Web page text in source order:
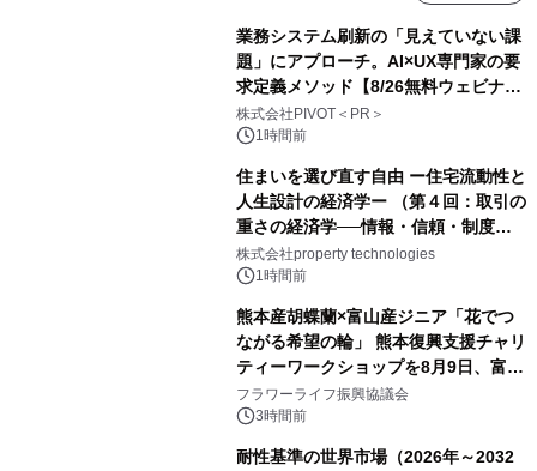
業務システム刷新の「見えていない課
題」にアプローチ。AI×UX専門家の要
求定義メソッド【8/26無料ウェビナ
ー】株式会社PIVOT
株式会社PIVOT＜PR＞
1時間前
住まいを選び直す自由 ー住宅流動性と
人生設計の経済学ー （第４回：取引の
重さの経済学──情報・信頼・制度を
PropTechはどう組み替えるか）｜
PropTech-Lab
株式会社property technologies
1時間前
熊本産胡蝶蘭×富山産ジニア「花でつ
ながる希望の輪」 熊本復興支援チャリ
ティーワークショップを8月9日、富
山・射水で開催
フラワーライフ振興協議会
3時間前
耐性基準の世界市場（2026年～2032